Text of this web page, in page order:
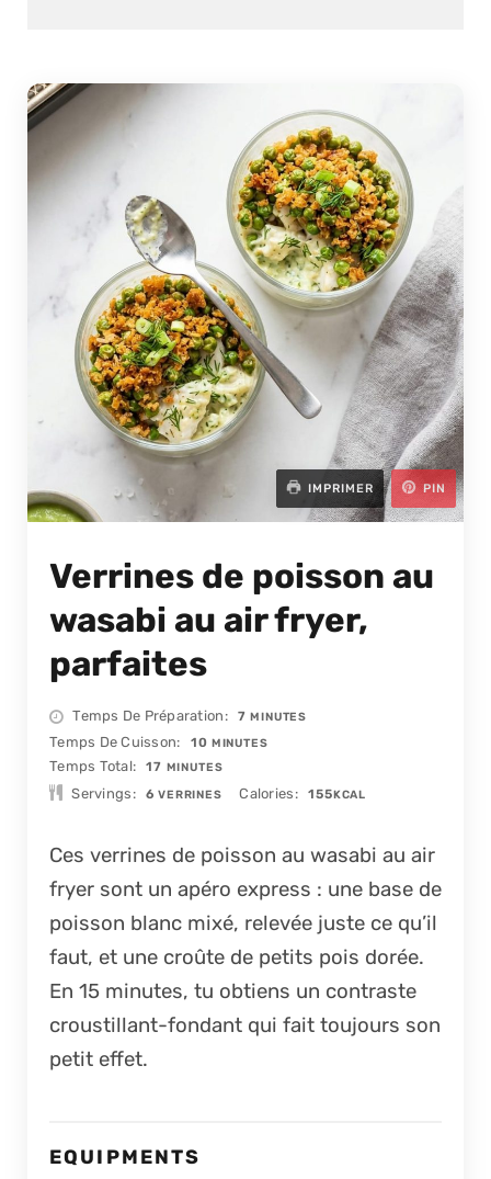
IMPRIMER PIN
Verrines de poisson au
wasabi au air fryer,
parfaites
Temps De Préparation 7MINUTES
MINUTES
Temps De Cuisson 10MINUTES
MINUTES
Temps Total 17 MINUTES
MINUTES
Servings 6 VERRINES Calories 155KCAL
Ces verrines de poisson au wasabi au air
fryer sont un apéro express : une base de
poisson blanc mixé, relevée juste ce qu’il
faut, et une croûte de petits pois dorée.
En 15 minutes, tu obtiens un contraste
croustillant-fondant qui fait toujours son
petit effet.
EQUIPMENTS